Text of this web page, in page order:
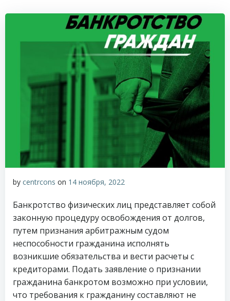
by centrcons on 14 ноября, 2022
Банкротство физических лиц представляет собой
законную процедуру освобождения от долгов,
путем признания арбитражным судом
неспособности гражданина исполнять
возникшие обязательства и вести расчеты с
кредиторами. Подать заявление о признании
гражданина банкротом возможно при условии,
что требования к гражданину составляют не